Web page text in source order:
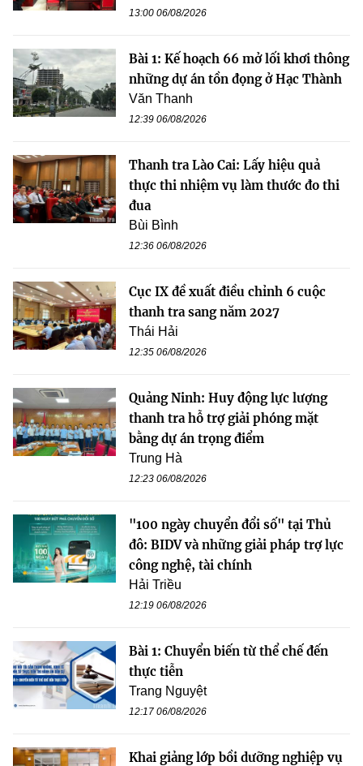
13:00 06/08/2026
Bài 1: Kế hoạch 66 mở lối khơi thông
những dự án tồn đọng ở Hạc Thành
Văn Thanh
12:39 06/08/2026
Thanh tra Lào Cai: Lấy hiệu quả
thực thi nhiệm vụ làm thước đo thi
đua
Bùi Bình
12:36 06/08/2026
Cục IX đề xuất điều chỉnh 6 cuộc
thanh tra sang năm 2027
Thái Hải
12:35 06/08/2026
Quảng Ninh: Huy động lực lượng
thanh tra hỗ trợ giải phóng mặt
bằng dự án trọng điểm
Trung Hà
12:23 06/08/2026
"100 ngày chuyển đổi số" tại Thủ
đô: BIDV và những giải pháp trợ lực
công nghệ, tài chính
Hải Triều
12:19 06/08/2026
Bài 1: Chuyển biến từ thể chế đến
thực tiễn
Trang Nguyệt
12:17 06/08/2026
Khai giảng lớp bồi dưỡng nghiệp vụ